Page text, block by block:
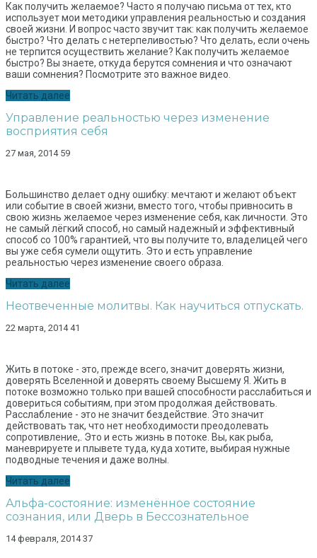
Как получить желаемое? Часто я получаю письма от тех, кто
использует мои методики управления реальностью и создания
своей жизни. И вопрос часто звучит так: как получить желаемое
быстро? Что делать с нетерпеливостью? Что делать, если очень
не терпится осуществить желание? Как получить желаемое
быстро? Вы знаете, откуда берутся сомнения и что означают
ваши сомнения? Посмотрите это важное видео.
Читать далее
Управление реальностью через изменение
восприятия себя
27 мая, 2014 59
Большинство делает одну ошибку: мечтают и желают объект
или событие в своей жизни, вместо того, чтобы привносить в
свою жизнь желаемое через изменение себя, как личности. Это
не самый лёгкий способ, но самый надежный и эффективный
способ со 100% гарантией, что вы получите то, владелицей чего
вы уже себя сумели ощутить. Это и есть управление
реальностью через изменение своего образа.
Читать далее
Неотвеченные молитвы. Как научиться отпускать.
22 марта, 2014 41
Жить в потоке - это, прежде всего, значит доверять жизни,
доверять Вселенной и доверять своему Высшему Я. Жить в
потоке возможно только при вашей способности расслабиться и
довериться событиям, при этом продолжая действовать.
Расслабление - это не значит бездействие. Это значит
действовать так, что нет необходимости преодолевать
сопротивление,. Это и есть жизнь в потоке. Вы, как рыба,
маневрируете и плывете туда, куда хотите, выбирая нужные
подводные течения и даже волны.
Читать далее
Альфа-состояние: изменённое состояние
сознания, или Дверь в Бессознательное
14 февраля, 2014 37